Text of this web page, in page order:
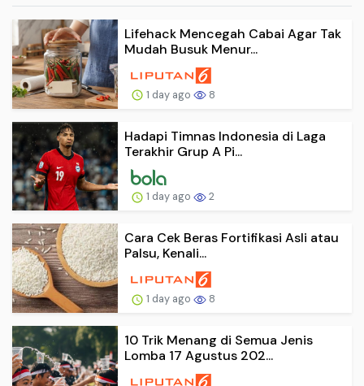
Lifehack Mencegah Cabai Agar Tak
Mudah Busuk Menur...
1 day ago 8
Hadapi Timnas Indonesia di Laga
Terakhir Grup A Pi...
1 day ago 2
Cara Cek Beras Fortifikasi Asli atau
Palsu, Kenali...
1 day ago 8
10 Trik Menang di Semua Jenis
Lomba 17 Agustus 202...